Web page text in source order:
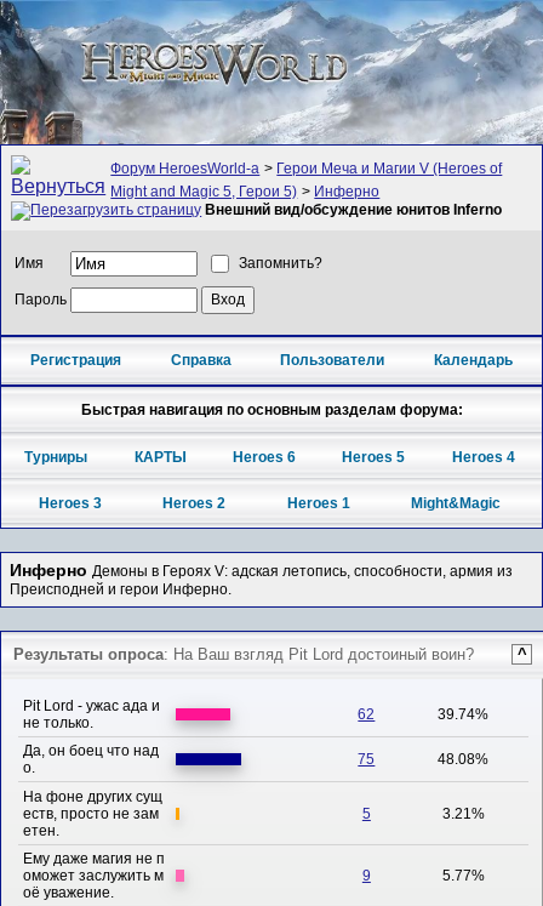
Форум HeroesWorld-а > Герои Меча и Магии V (Heroes of
Might and Magic 5, Герои 5) > Инферно
Внешний вид/обсуждение юнитов Inferno
Имя Запомнить?
Пароль
Регистрация Справка Пользователи Календарь
Быстрая навигация по основным разделам форума:
Турниры КАРТЫ Heroes 6 Heroes 5 Heroes 4
Heroes 3 Heroes 2 Heroes 1 Might&Magic
Инферно Демоны в Героях V: адская летопись, способности, армия из
Преисподней и герои Инферно.
Результаты опроса: На Ваш взгляд Pit Lord достоиный воин? ^
Pit Lord - ужас ада и
не только.
62 39.74%
Да, он боец что над
о.
75 48.08%
На фоне других сущ
еств, просто не зам
етен.
5 3.21%
Ему даже магия не п
оможет заслужить м
оё уважение.
9 5.77%